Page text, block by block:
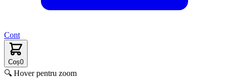
Cont
Coș0
🔍 Hover pentru zoom